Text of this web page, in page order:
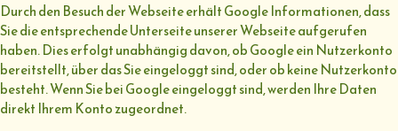
Durch den Besuch der Webseite erhält Google Informationen, dass
Sie die entsprechende Unterseite unserer Webseite aufgerufen
haben. Dies erfolgt unabhängig davon, ob Google ein Nutzerkonto
bereitstellt, über das Sie eingeloggt sind, oder ob keine Nutzerkonto
besteht. Wenn Sie bei Google eingeloggt sind, werden Ihre Daten
direkt Ihrem Konto zugeordnet.